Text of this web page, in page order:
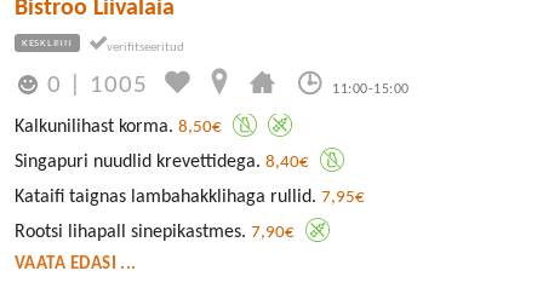
Bistroo Liivalaia
KESKLINN
0 1005 11:00-15:00
Kalkunilihast korma. 8,50€
Singapuri nuudlid krevettidega. 8,40€
Kataifi taignas lambahakklihaga rullid. 7,95€
Rootsi lihapall sinepikastmes. 7,90€
VAATA EDASI ...